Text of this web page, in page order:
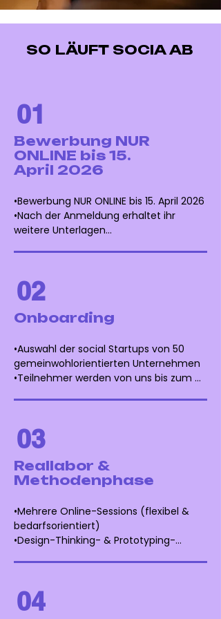
SO LÄUFT SOCIA AB
01
Bewerbung NUR
ONLINE bis 15.
April 2026
•Bewerbung NUR ONLINE bis 15. April 2026
•Nach der Anmeldung erhaltet ihr
weitere Unterlagen
02
Onboarding
•Auswahl der social Startups von 50
gemeinwohlorientierten Unternehmen
•Teilnehmer werden von uns bis zum
Partnern
Zeitraum: 15. bis 30. April 2026
03
Reallabor &
Methodenphase
•Mehrere Online-Sessions (flexibel &
bedarfsorientiert)
•Design-Thinking- & Prototyping-
Hackathon vor Ort dabei sein
können durch Expertenjury
04